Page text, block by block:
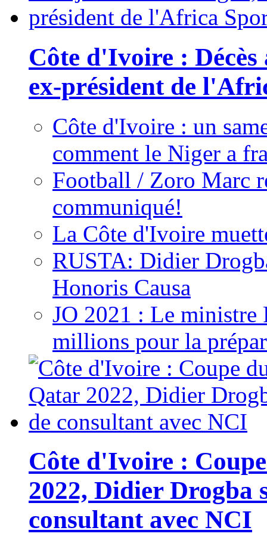
Côte d'Ivoire :
ex-président de
Côte d'Ivoire : un
comment le Niger a
Football / Zoro Marc
communiqué!
La Côte d'Ivoire
RUSTA: Didier
Honoris Causa
JO 2021 : Le ministre
millions pour la
Côte d'Ivoire :
2022, Didier Drogba
consultant avec NCI